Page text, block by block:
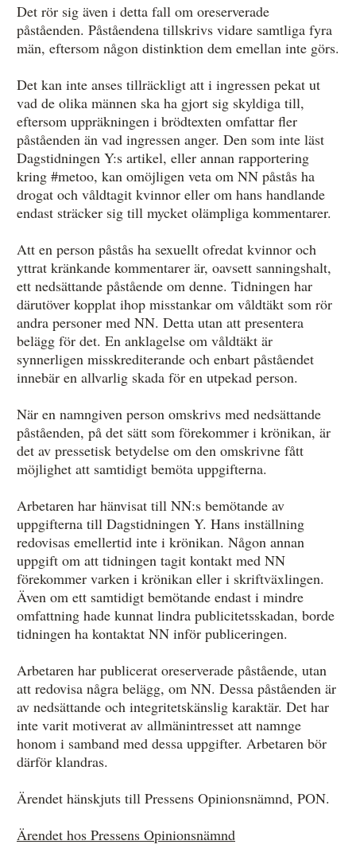
Det rör sig även i detta fall om oreserverade
påståenden. Påståendena tillskrivs vidare samtliga fyra
män, eftersom någon distinktion dem emellan inte görs.
Det kan inte anses tillräckligt att i ingressen pekat ut
vad de olika männen ska ha gjort sig skyldiga till,
eftersom uppräkningen i brödtexten omfattar fler
påståenden än vad ingressen anger. Den som inte läst
Dagstidningen Y:s artikel, eller annan rapportering
kring #metoo, kan omöjligen veta om NN påstås ha
drogat och våldtagit kvinnor eller om hans handlande
endast sträcker sig till mycket olämpliga kommentarer.
Att en person påstås ha sexuellt ofredat kvinnor och
yttrat kränkande kommentarer är, oavsett sanningshalt,
ett nedsättande påstående om denne. Tidningen har
därutöver kopplat ihop misstankar om våldtäkt som rör
andra personer med NN. Detta utan att presentera
belägg för det. En anklagelse om våldtäkt är
synnerligen misskrediterande och enbart påståendet
innebär en allvarlig skada för en utpekad person.
När en namngiven person omskrivs med nedsättande
påståenden, på det sätt som förekommer i krönikan, är
det av pressetisk betydelse om den omskrivne fått
möjlighet att samtidigt bemöta uppgifterna.
Arbetaren har hänvisat till NN:s bemötande av
uppgifterna till Dagstidningen Y. Hans inställning
redovisas emellertid inte i krönikan. Någon annan
uppgift om att tidningen tagit kontakt med NN
förekommer varken i krönikan eller i skriftväxlingen.
Även om ett samtidigt bemötande endast i mindre
omfattning hade kunnat lindra publicitetsskadan, borde
tidningen ha kontaktat NN inför publiceringen.
Arbetaren har publicerat oreserverade påstående, utan
att redovisa några belägg, om NN. Dessa påståenden är
av nedsättande och integritetskänslig karaktär. Det har
inte varit motiverat av allmänintresset att namnge
honom i samband med dessa uppgifter. Arbetaren bör
därför klandras.
Ärendet hänskjuts till Pressens Opinionsnämnd, PON.
Ärendet hos Pressens Opinionsnämnd